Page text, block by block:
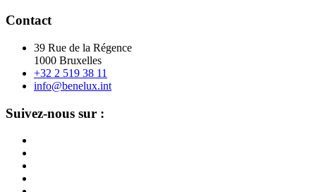
Contact
39 Rue de la Régence
1000 Bruxelles
+32 2 519 38 11
info@benelux.int
Suivez-nous sur :